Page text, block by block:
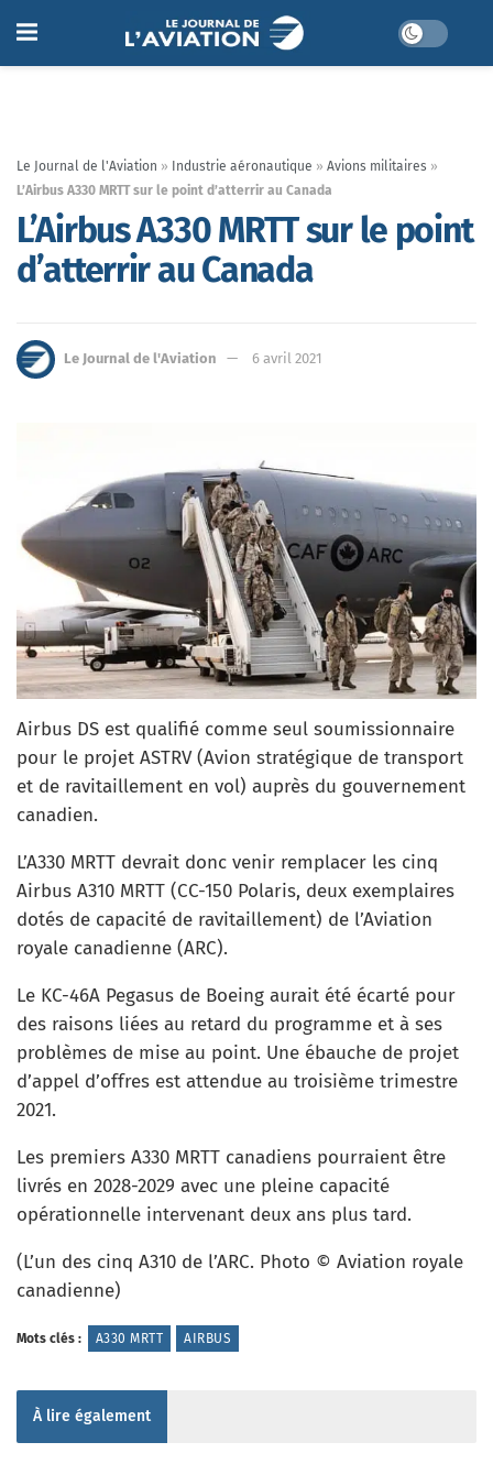
Le Journal de l'Aviation » Industrie aéronautique » Avions militaires »
L’Airbus A330 MRTT sur le point d’atterrir au Canada
L’Airbus A330 MRTT sur le point
d’atterrir au Canada
Le Journal de l'Aviation 6 avril 2021
Airbus DS est qualifié comme seul soumissionnaire
pour le projet ASTRV (Avion stratégique de transport
et de ravitaillement en vol) auprès du gouvernement
canadien.
L’A330 MRTT devrait donc venir remplacer les cinq
Airbus A310 MRTT (CC-150 Polaris, deux exemplaires
dotés de capacité de ravitaillement) de l’Aviation
royale canadienne (ARC).
Le KC-46A Pegasus de Boeing aurait été écarté pour
des raisons liées au retard du programme et à ses
problèmes de mise au point. Une ébauche de projet
d’appel d’offres est attendue au troisième trimestre
2021.
Les premiers A330 MRTT canadiens pourraient être
livrés en 2028-2029 avec une pleine capacité
opérationnelle intervenant deux ans plus tard.
(L’un des cinq A310 de l’ARC. Photo © Aviation royale
canadienne)
Mots clés : A330 MRTT AIRBUS
À lire également